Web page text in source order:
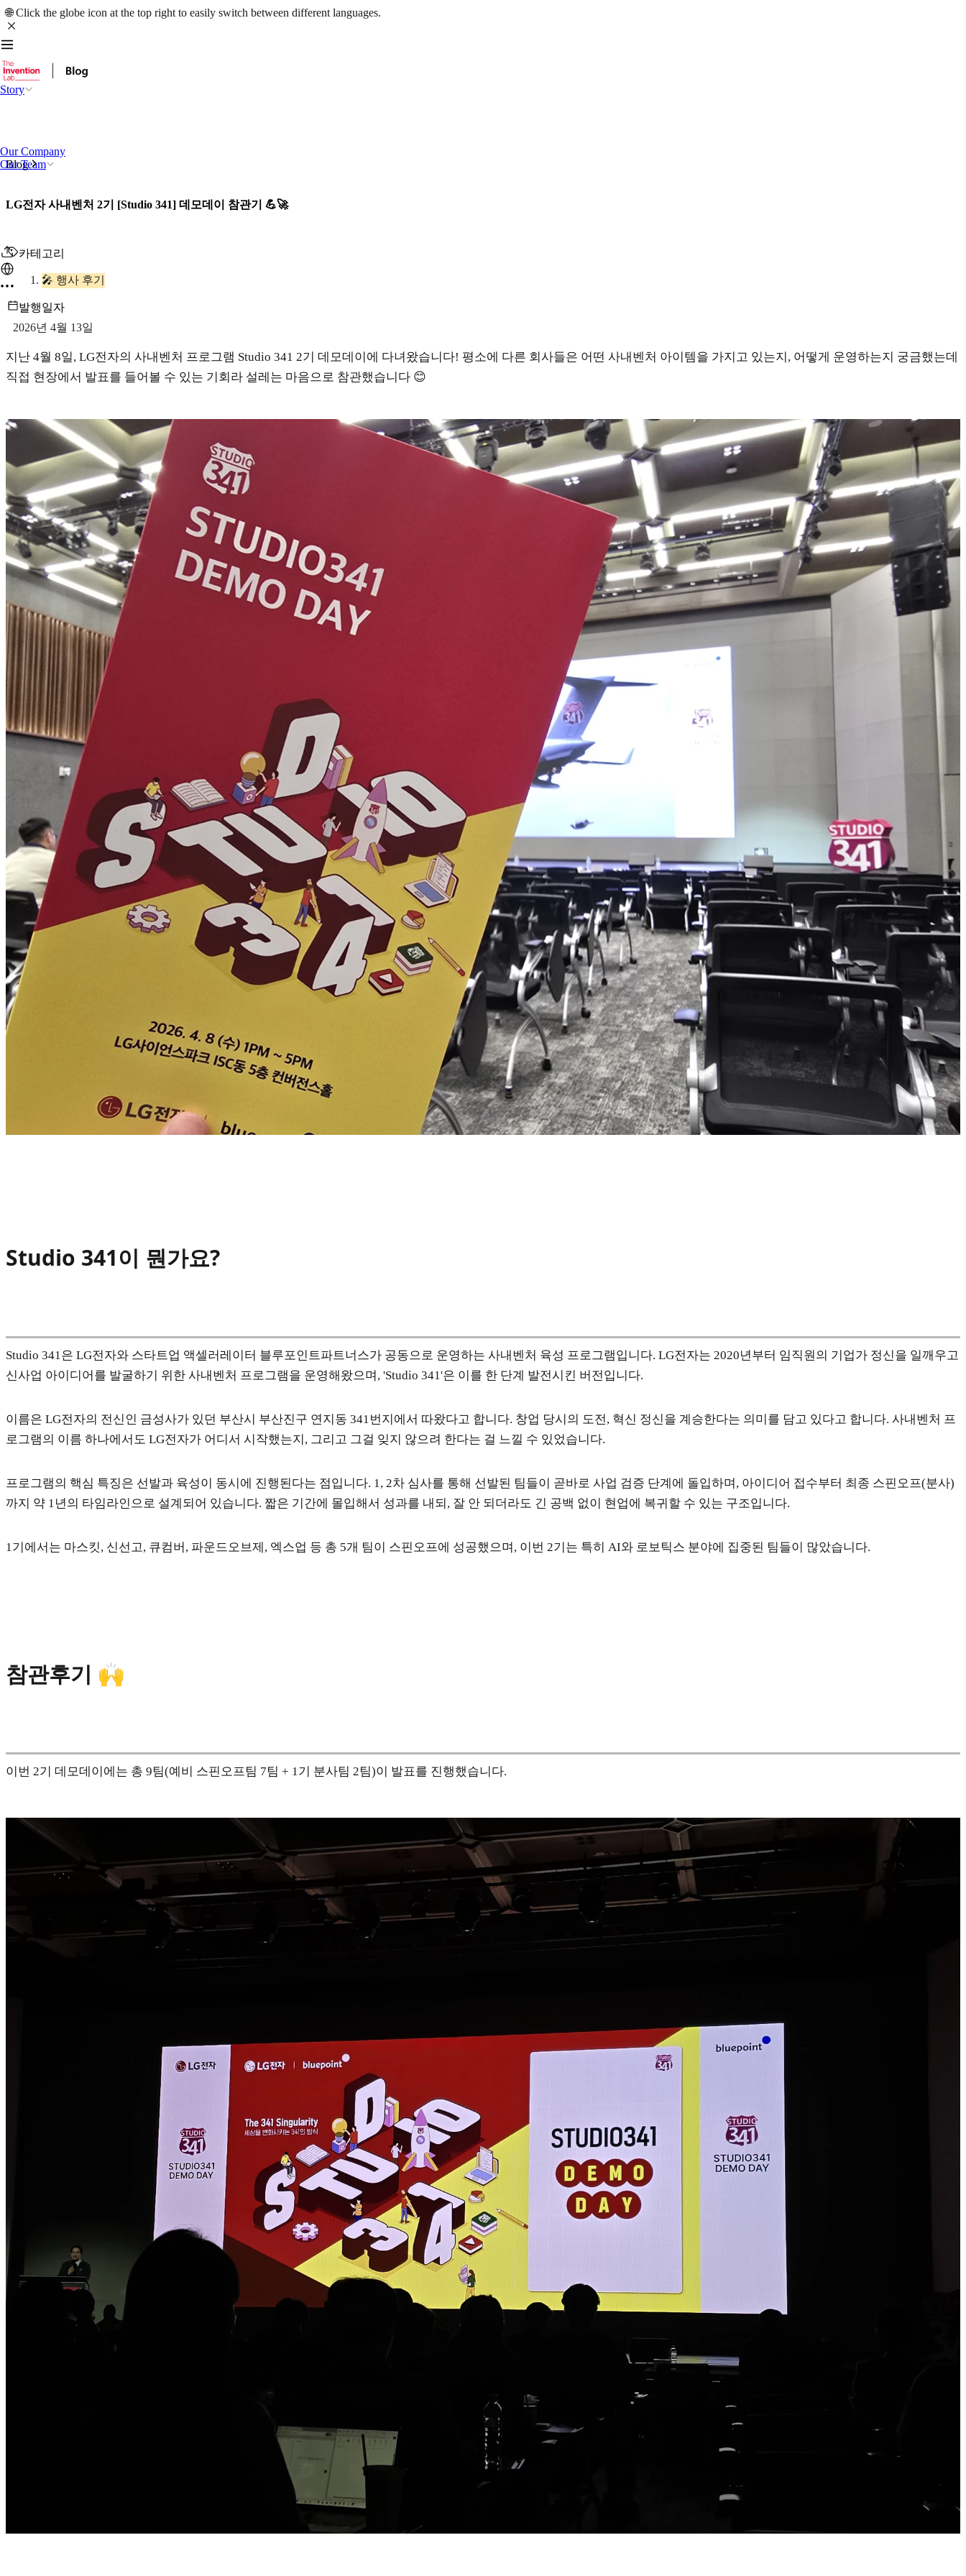
🌐 Click the globe icon at the top right to easily switch between different languages.
Story
Our Company
Our Team
Blog
LG전자 사내벤처 2기 [Studio 341] 데모데이 참관기 💪🚀
카테고리
🎤 행사 후기
발행일자
2026년 4월 13일
지난 4월 8일, LG전자의 사내벤처 프로그램 Studio 341 2기 데모데이에 다녀왔습니다! 평소에 다른 회사들은 어떤 사내벤처 아이템을 가지고 있는지, 어떻게 운영하는지 궁금했는데
직접 현장에서 발표를 들어볼 수 있는 기회라 설레는 마음으로 참관했습니다 😊
Studio 341이 뭔가요?
Studio 341은 LG전자와 스타트업 액셀러레이터 블루포인트파트너스가 공동으로 운영하는 사내벤처 육성 프로그램입니다. LG전자는 2020년부터 임직원의 기업가 정신을 일깨우고
신사업 아이디어를 발굴하기 위한 사내벤처 프로그램을 운영해왔으며, 'Studio 341'은 이를 한 단계 발전시킨 버전입니다.
이름은 LG전자의 전신인 금성사가 있던 부산시 부산진구 연지동 341번지에서 따왔다고 합니다. 창업 당시의 도전, 혁신 정신을 계승한다는 의미를 담고 있다고 합니다. 사내벤처 프
로그램의 이름 하나에서도 LG전자가 어디서 시작했는지, 그리고 그걸 잊지 않으려 한다는 걸 느낄 수 있었습니다.
프로그램의 핵심 특징은 선발과 육성이 동시에 진행된다는 점입니다. 1, 2차 심사를 통해 선발된 팀들이 곧바로 사업 검증 단계에 돌입하며, 아이디어 접수부터 최종 스핀오프(분사)
까지 약 1년의 타임라인으로 설계되어 있습니다. 짧은 기간에 몰입해서 성과를 내되, 잘 안 되더라도 긴 공백 없이 현업에 복귀할 수 있는 구조입니다.
1기에서는 마스킷, 신선고, 큐컴버, 파운드오브제, 엑스업 등 총 5개 팀이 스핀오프에 성공했으며, 이번 2기는 특히 AI와 로보틱스 분야에 집중된 팀들이 많았습니다.
참관후기 🙌
이번 2기 데모데이에는 총 9팀(예비 스핀오프팀 7팀 + 1기 분사팀 2팀)이 발표를 진행했습니다.